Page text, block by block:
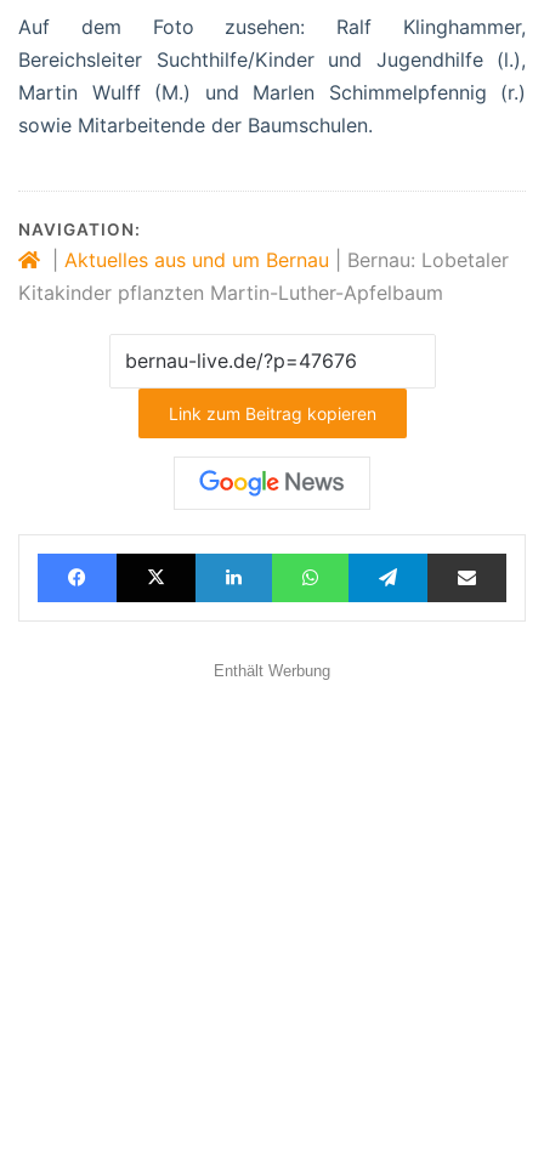
Auf dem Foto zusehen: Ralf Klinghammer,
Bereichsleiter Suchthilfe/Kinder und Jugendhilfe (l.),
Martin Wulff (M.) und Marlen Schimmelpfennig (r.)
sowie Mitarbeitende der Baumschulen.
NAVIGATION:
Aktuelles aus und um Bernau
Bernau: Lobetaler
Kitakinder pflanzten Martin-Luther-Apfelbaum
Link zum Beitrag kopieren
FacebookX LinkedInWhatsAppTelegramTeilen via E-Mail
Enthält Werbung